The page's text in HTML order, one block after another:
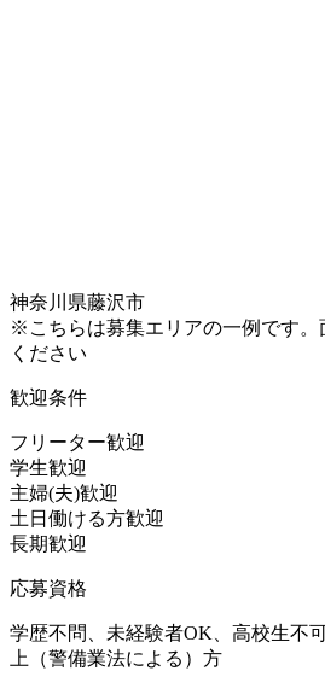
神奈川県藤沢市
※こちらは募集エリアの一例です。
ください
歓迎条件
フリーター歓迎
学生歓迎
主婦(夫)歓迎
土日働ける方歓迎
長期歓迎
応募資格
学歴不問、未経験者OK、高校生不
上（警備業法による）方